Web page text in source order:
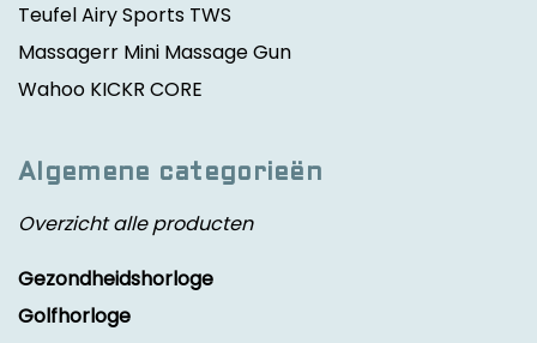
Teufel Airy Sports TWS
Massagerr Mini Massage Gun
Wahoo KICKR CORE
Algemene categorieën
Overzicht alle producten
Gezondheidshorloge
Golfhorloge